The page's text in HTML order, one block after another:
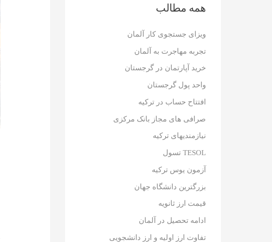
همه مطالب
ویزای جستجوی کار آلمان
تجربه مهاجرت به آلمان
خرید آپارتمان در گرجستان
واحد پول گرجستان
افتتاح حساب در ترکیه
صرافی های مجاز بانک مرکزی
نیازمندیهای ترکیه
TESOL تسول
آزمون یوس ترکیه
بزرگترین دانشگاه جهان
قیمت ارز ثانویه
ادامه تحصیل در آلمان
تفاوت ارز اولیه و ارز دانشجویی